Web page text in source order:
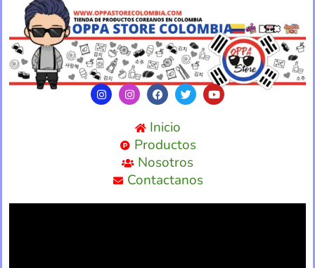
Inicio
Productos
Nosotros
Contactanos